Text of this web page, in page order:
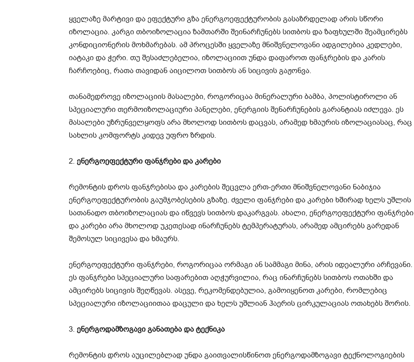
ყველაზე მარტივი და ეფექტური გზა ენერგოეფექტურობის გასაზრდელად არის სწორი
იზოლაცია. კარგი თბოიზოლაცია ზამთარში შეინარჩუნებს სითბოს და ზაფხულში შეამცირებს
კონდიციონერის მოხმარებას. ამ პროცესში ყველაზე მნიშვნელოვანი ადგილებია კედლები,
იატაკი და ჭერი. თუ შესაძლებელია, იზოლაციით უნდა დაფაროთ ფანჯრების და კარის
ჩარჩოებიც, რათა თავიდან აიცილოთ სითბოს ან სიცივის გაჟონვა.
თანამედროვე იზოლაციის მასალები, როგორიცაა მინერალური ბამბა, პოლისტიროლი ან
სპეციალური თერმოიზოლაციური პანელები, ენერგიის შენარჩუნების გარანტიას იძლევა. ეს
მასალები უზრუნველყოფს არა მხოლოდ სითბოს დაცვას, არამედ ხმაურის იზოლაციასაც, რაც
სახლის კომფორტს კიდევ უფრო ზრდის.
2. ენერგოეფექტური ფანჯრები და კარები
რემონტის დროს ფანჯრებისა და კარების შეცვლა ერთ-ერთი მნიშვნელოვანი ნაბიჯია
ენერგოეფექტურობის გაუმჯობესების გზაზე. ძველი ფანჯრები და კარები ხშირად ხელს უშლის
სათანადო თბოიზოლაციას და იწვევს სითბოს დაკარგვას. ახალი, ენერგოეფექტური ფანჯრები
და კარები არა მხოლოდ უკეთესად ინარჩუნებს ტემპერატურას, არამედ ამცირებს გარედან
შემოსულ სიცივესა და ხმაურს.
ენერგოეფექტური ფანჯრები, როგორიცაა ორმაგი ან სამმაგი მინა, არის იდეალური არჩევანი.
ეს ფანჯრები სპეციალური საფარებით აღჭურვილია, რაც ინარჩუნებს სითბოს ოთახში და
ამცირებს სიცივის შეღწევას. ასევე, რეკომენდებულია, გამოიყენოთ კარები, რომლებიც
სპეციალური იზოლაციითაა დაცული და ხელს უშლიან ჰაერის ცირკულაციას ოთახებს შორის.
3. ენერგოდამზოგავი განათება და ტექნიკა
რემონტის დროს აუცილებლად უნდა გაითვალისწინოთ ენერგოდამზოგავი ტექნოლოგიების